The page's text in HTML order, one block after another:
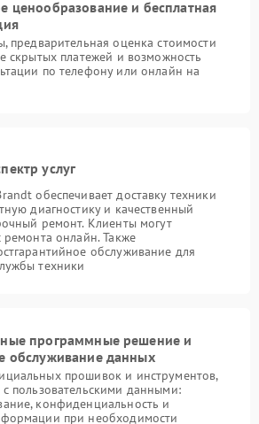
ценообразование и бесплатная
предварительная оценка стоимости
скрытых платежей и возможность
по телефону или онлайн на
услуг
обеспечивает доставку техники
диагностику и качественный
ремонт. Клиенты могут
ремонта онлайн. Также
обслуживание для
техники
программные решение и
обслуживание данных
прошивок и инструментов,
пользовательскими данными:
конфиденциальность и
при необходимости